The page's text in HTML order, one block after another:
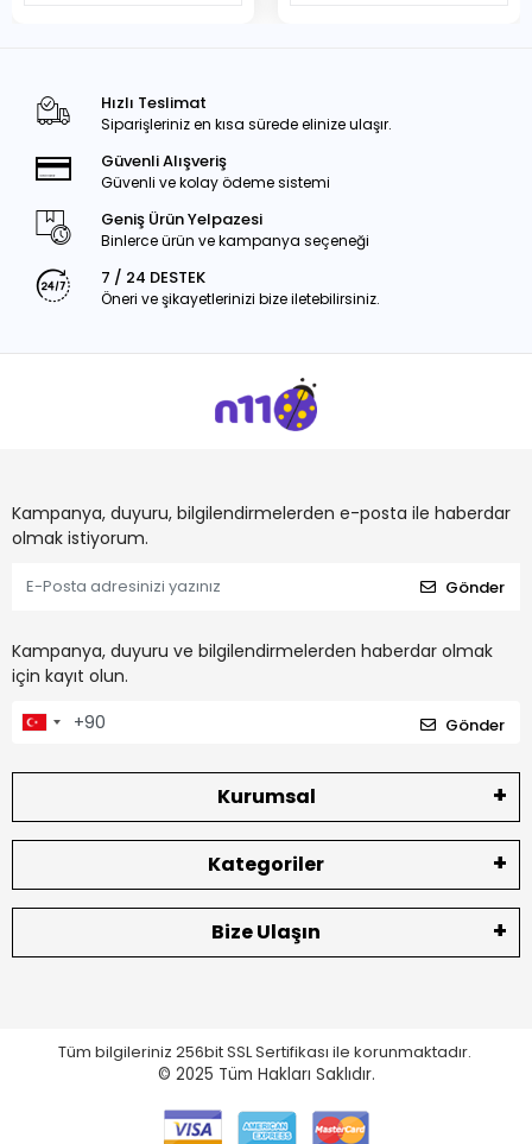
Hızlı Teslimat
Siparişleriniz en kısa sürede elinize ulaşır.
Güvenli Alışveriş
Güvenli ve kolay ödeme sistemi
Geniş Ürün Yelpazesi
Binlerce ürün ve kampanya seçeneği
7 / 24 DESTEK
Öneri ve şikayetlerinizi bize iletebilirsiniz.
Kampanya, duyuru, bilgilendirmelerden e-posta ile haberdar
olmak istiyorum.
Gönder
Kampanya, duyuru ve bilgilendirmelerden haberdar olmak
için kayıt olun.
Gönder
Kurumsal
Kategoriler
Bize Ulaşın
Tüm bilgileriniz 256bit SSL Sertifikası ile korunmaktadır.
© 2025 Tüm Hakları Saklıdır.